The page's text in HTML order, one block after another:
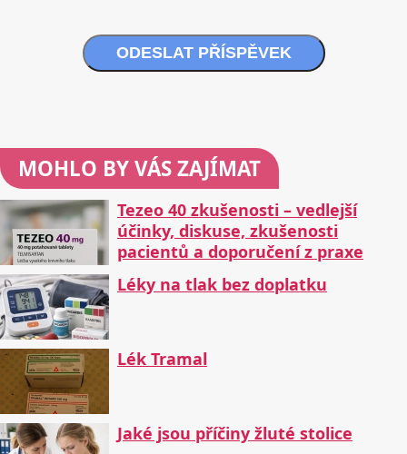
ODESLAT PŘÍSPĚVEK
MOHLO BY VÁS ZAJÍMAT
Tezeo 40 zkušenosti – vedlejší
účinky, diskuse, zkušenosti
pacientů a doporučení z praxe
Léky na tlak bez doplatku
Lék Tramal
Jaké jsou příčiny žluté stolice